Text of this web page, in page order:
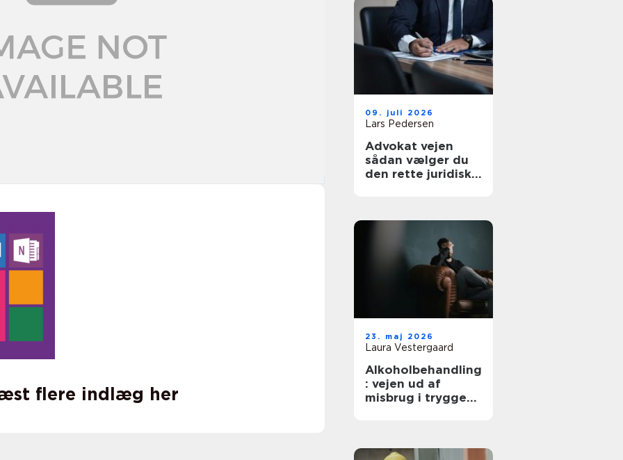
flere indlæg her
09. juli 2026
Lars Pedersen
Advokat vejen
sådan vælger du
den rette juridiske
23. maj 2026
Laura Vestergaard
Alkoholbehandling
: vejen ud af
misbrug i trygge